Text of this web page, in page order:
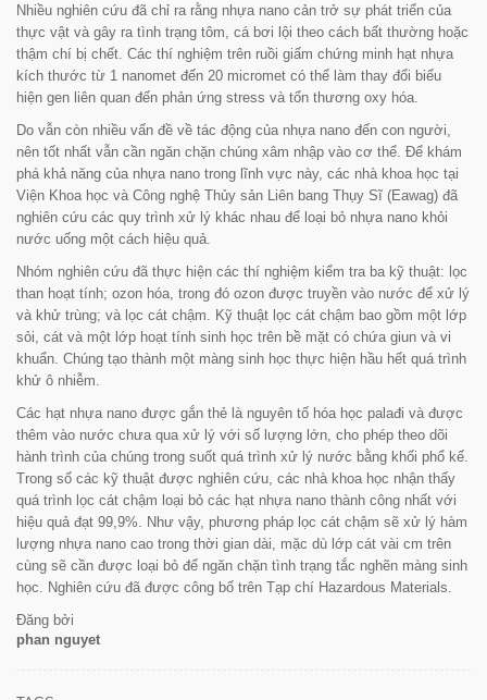
Nhiều nghiên cứu đã chỉ ra rằng nhựa nano cản trở sự phát triển của
thực vật và gây ra tình trạng tôm, cá bơi lội theo cách bất thường hoặc
thậm chí bị chết. Các thí nghiệm trên ruồi giấm chứng minh hạt nhựa
kích thước từ 1 nanomet đến 20 micromet có thể làm thay đổi biểu
hiện gen liên quan đến phản ứng stress và tổn thương oxy hóa.
Do vẫn còn nhiều vấn đề về tác động của nhựa nano đến con người,
nên tốt nhất vẫn cần ngăn chặn chúng xâm nhập vào cơ thể. Để khám
phá khả năng của nhựa nano trong lĩnh vực này, các nhà khoa học tại
Viện Khoa học và Công nghệ Thủy sản Liên bang Thụy Sĩ (Eawag) đã
nghiên cứu các quy trình xử lý khác nhau để loại bỏ nhựa nano khỏi
nước uống một cách hiệu quả.
Nhóm nghiên cứu đã thực hiện các thí nghiệm kiểm tra ba kỹ thuật: lọc
than hoạt tính; ozon hóa, trong đó ozon được truyền vào nước để xử lý
và khử trùng; và lọc cát chậm. Kỹ thuật lọc cát chậm bao gồm một lớp
sỏi, cát và một lớp hoạt tính sinh học trên bề mặt có chứa giun và vi
khuẩn. Chúng tạo thành một màng sinh học thực hiện hầu hết quá trình
khử ô nhiễm.
Các hạt nhựa nano được gắn thẻ là nguyên tố hóa học palađi và được
thêm vào nước chưa qua xử lý với số lượng lớn, cho phép theo dõi
hành trình của chúng trong suốt quá trình xử lý nước bằng khối phổ kế.
Trong số các kỹ thuật được nghiên cứu, các nhà khoa học nhận thấy
quá trình lọc cát chậm loại bỏ các hạt nhựa nano thành công nhất với
hiệu quả đạt 99,9%. Như vậy, phương pháp lọc cát chậm sẽ xử lý hàm
lượng nhựa nano cao trong thời gian dài, mặc dù lớp cát vài cm trên
cùng sẽ cần được loại bỏ để ngăn chặn tình trạng tắc nghẽn màng sinh
học. Nghiên cứu đã được công bố trên Tạp chí Hazardous Materials
Đăng bởi
phan nguyet